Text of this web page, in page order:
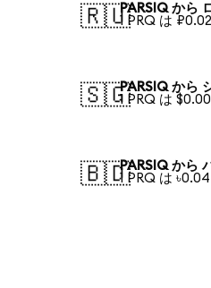
🇷🇺PARSIQ から
1 PRQ は
🇸🇬PARSIQ から
1 PRQ は
🇧🇩PARSIQ から
1 PRQ は